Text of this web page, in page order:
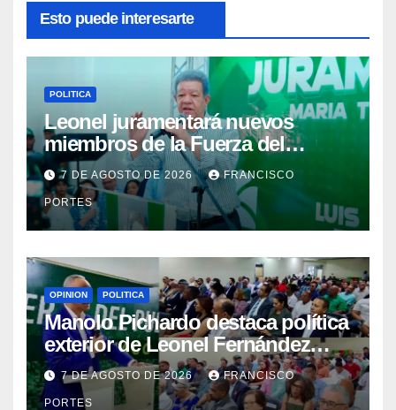
Esto puede interesarte
POLITICA
Leonel juramentará nuevos
miembros de la Fuerza del
Pueblo en la capital este sábado
y el domingo en la provincia
Duarte
7 DE AGOSTO DE 2026 FRANCISCO
PORTES
OPINION POLITICA
Manolo Pichardo destaca política
exterior de Leonel Fernández
como referente de liderazgo y
defensa del interés nacional
7 DE AGOSTO DE 2026 FRANCISCO
PORTES